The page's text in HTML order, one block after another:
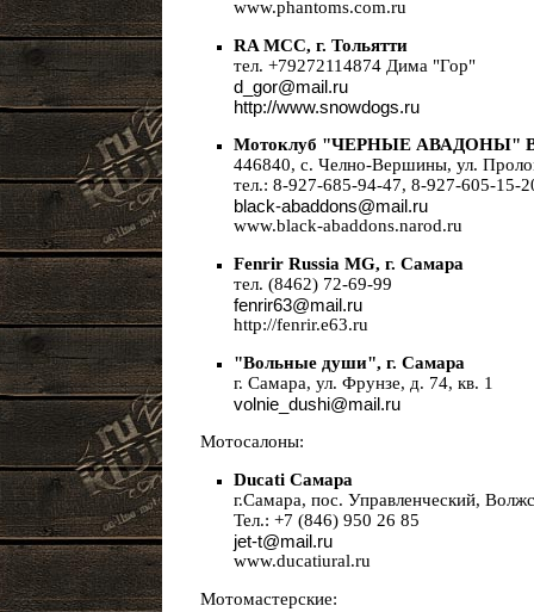
www.phantoms.com.ru
RA MCC, г. Тольятти
тел. +79272114874 Дима "Гор"
d_gor@mail.ru
http://www.snowdogs.ru
Мотоклуб "ЧЕРНЫЕ АВАДОНЫ"
446840, c. Челно-Вершины, ул.
тел.: 8-927-685-94-47, 8-927-605-15-
black-abaddons@mail.ru
www.black-abaddons.narod.ru
Fenrir Russia MG, г. Самара
тел. (8462) 72-69-99
fenrir63@mail.ru
http://fenrir.e63.ru
"Вольные души", г. Самара
г. Самара, ул. Фрунзе, д. 74, кв. 1
volnie_dushi@mail.ru
Мотосалоны:
Ducati Самара
г.Самара, пос. Управленческий,
Тел.: +7 (846) 950 26 85
jet-t@mail.ru
www.ducatiural.ru
Мотомастерские: